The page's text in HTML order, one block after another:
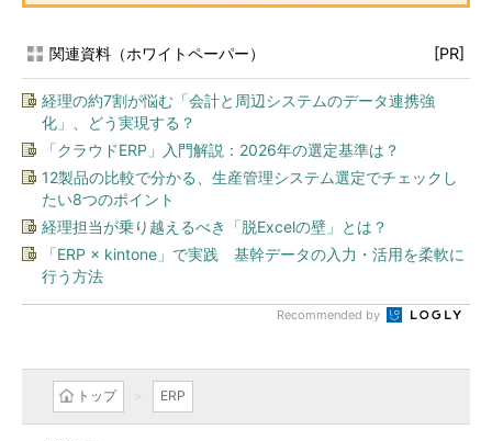
関連資料（ホワイトペーパー） [PR]
経理の約7割が悩む「会計と周辺システムのデータ連携強
化」、どう実現する？
「クラウドERP」入門解説：2026年の選定基準は？
12製品の比較で分かる、生産管理システム選定でチェックし
たい8つのポイント
経理担当が乗り越えるべき「脱Excelの壁」とは？
「ERP × kintone」で実践 基幹データの入力・活用を柔軟に
行う方法
Recommended by
トップ ERP